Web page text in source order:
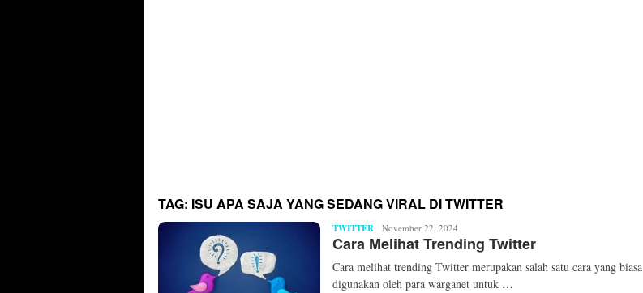
TAG: ISU APA SAJA YANG SEDANG VIRAL DI TWITTER
TWITTER Mita
Mellinda
November 22, 2024
Cara Melihat Trending Twitter
Cara melihat trending Twitter merupakan salah satu cara yang biasa
digunakan oleh para warganet untuk …